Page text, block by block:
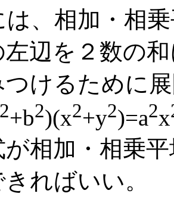
、相加・相
左辺を２数の
つけるために
2+b2)(x2+y2)=a2x
相加・相乗平
ればいい。